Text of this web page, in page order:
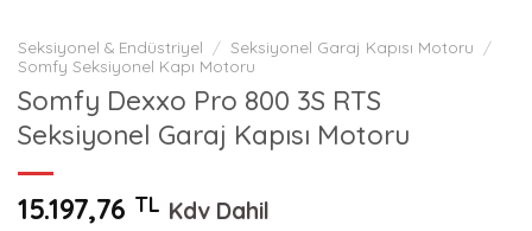
Seksiyonel & Endüstriyel / Seksiyonel Garaj Kapısı Motoru /
Somfy Seksiyonel Kapı Motoru
Somfy Dexxo Pro 800 3S RTS
Seksiyonel Garaj Kapısı Motoru
15.197,76 TL Kdv Dahil